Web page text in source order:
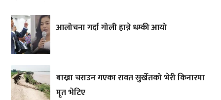
आलोचना गर्दा गोली हान्ने धम्की आयो
बाख्रा चराउन गएका रावत सुर्खेतको भेरी किनारमा
मृत भेटिए